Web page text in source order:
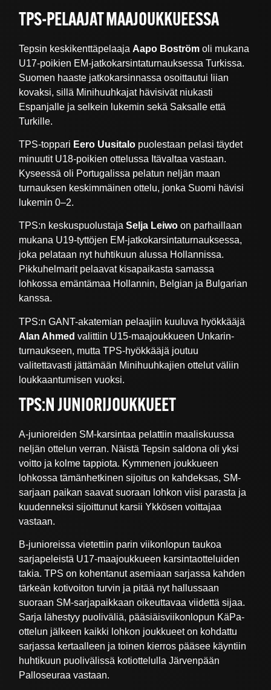
TPS-PELAAJAT MAAJOUKKUEESSA
Tepsin keskikenttäpelaaja Aapo Boström oli mukana
U17-poikien EM-jatkokarsintaturnauksessa Turkissa.
Suomen haaste jatkokarsinnassa osoittautui liian
kovaksi, sillä Minihuuhkajat hävisivät niukasti
Espanjalle ja selkein lukemin sekä Saksalle että
Turkille.
TPS-toppari Eero Uusitalo puolestaan pelasi täydet
minuutit U18-poikien ottelussa Itävaltaa vastaan.
Kyseessä oli Portugalissa pelatun neljän maan
turnauksen keskimmäinen ottelu, jonka Suomi hävisi
lukemin 0–2.
TPS:n keskuspuolustajaSelja Leiwo on parhaillaan
mukana U19-tyttöjen EM-jatkokarsintaturnauksessa,
joka pelataan nyt huhtikuun alussa Hollannissa.
Pikkuhelmarit pelaavat kisapaikasta samassa
lohkossa emäntämaa Hollannin, Belgian ja Bulgarian
kanssa.
TPS:n GANT-akatemian pelaajiin kuuluva hyökkääjä
Alan Ahmed valittiin U15-maajoukkueen Unkarin-
turnaukseen, mutta TPS-hyökkääjä joutuu
valitettavasti jättämään Minihuuhkajien ottelut väliin
loukkaantumisen vuoksi.
TPS:N JUNIORIJOUKKUEET
A-junioreiden SM-karsintaa pelattiin maaliskuussa
neljän ottelun verran. Näistä Tepsin saldona oli yksi
voitto ja kolme tappiota. Kymmenen joukkueen
lohkossa tämänhetkinen sijoitus on kahdeksas, SM-
sarjaan paikan saavat suoraan lohkon viisi parasta ja
kuudenneksi sijoittunut karsii Ykkösen voittajaa
vastaan.
B-junioreissa vietettiin parin viikonlopun taukoa
sarjapeleistä U17-maajoukkueen karsintaotteluiden
takia. TPS on kohentanut asemiaan sarjassa kahden
tärkeän kotivoiton turvin ja pitää nyt hallussaan
suoraan SM-sarjapaikkaan oikeuttavaa viidettä sijaa.
Sarja lähestyy puoliväliä, pääsiäisviikonlopun KäPa-
ottelun jälkeen kaikki lohkon joukkueet on kohdattu
sarjassa kertaalleen ja toinen kierros pääsee käyntiin
huhtikuun puolivälissä kotiottelulla Järvenpään
Palloseuraa vastaan.